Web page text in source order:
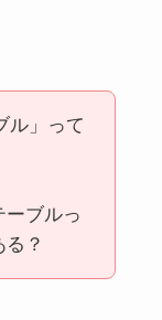
ル」って
ーブルっ
？